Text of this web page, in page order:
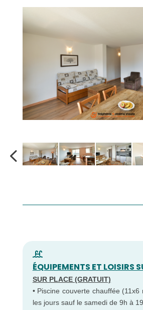
ÉQUIPEMENTS ET LOISIRS
SUR PLACE (GRATUIT)
• Piscine couverte chauffée
les jours sauf le samedi de 9h à